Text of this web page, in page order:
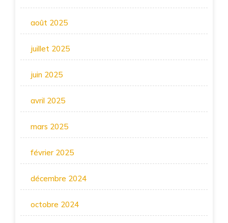
août 2025
juillet 2025
juin 2025
avril 2025
mars 2025
février 2025
décembre 2024
octobre 2024